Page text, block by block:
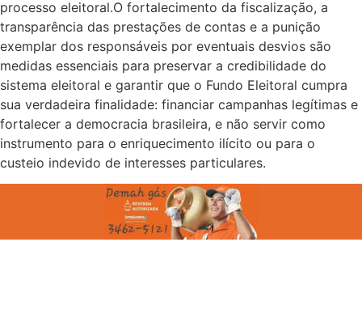
processo eleitoral.O fortalecimento da fiscalização, a
transparência das prestações de contas e a punição
exemplar dos responsáveis por eventuais desvios são
medidas essenciais para preservar a credibilidade do
sistema eleitoral e garantir que o Fundo Eleitoral cumpra
sua verdadeira finalidade: financiar campanhas legítimas e
fortalecer a democracia brasileira, e não servir como
instrumento para o enriquecimento ilícito ou para o
custeio indevido de interesses particulares.